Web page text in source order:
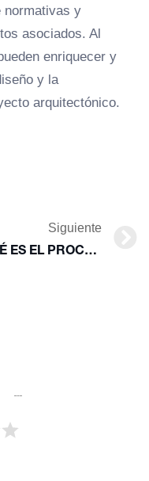
normativas y
asociados. Al
enriquecer y
y la
arquitectónico.
Siguiente
¿QUÉ ES EL PROCESO GALVANIZADO POR INMERSIÓN?